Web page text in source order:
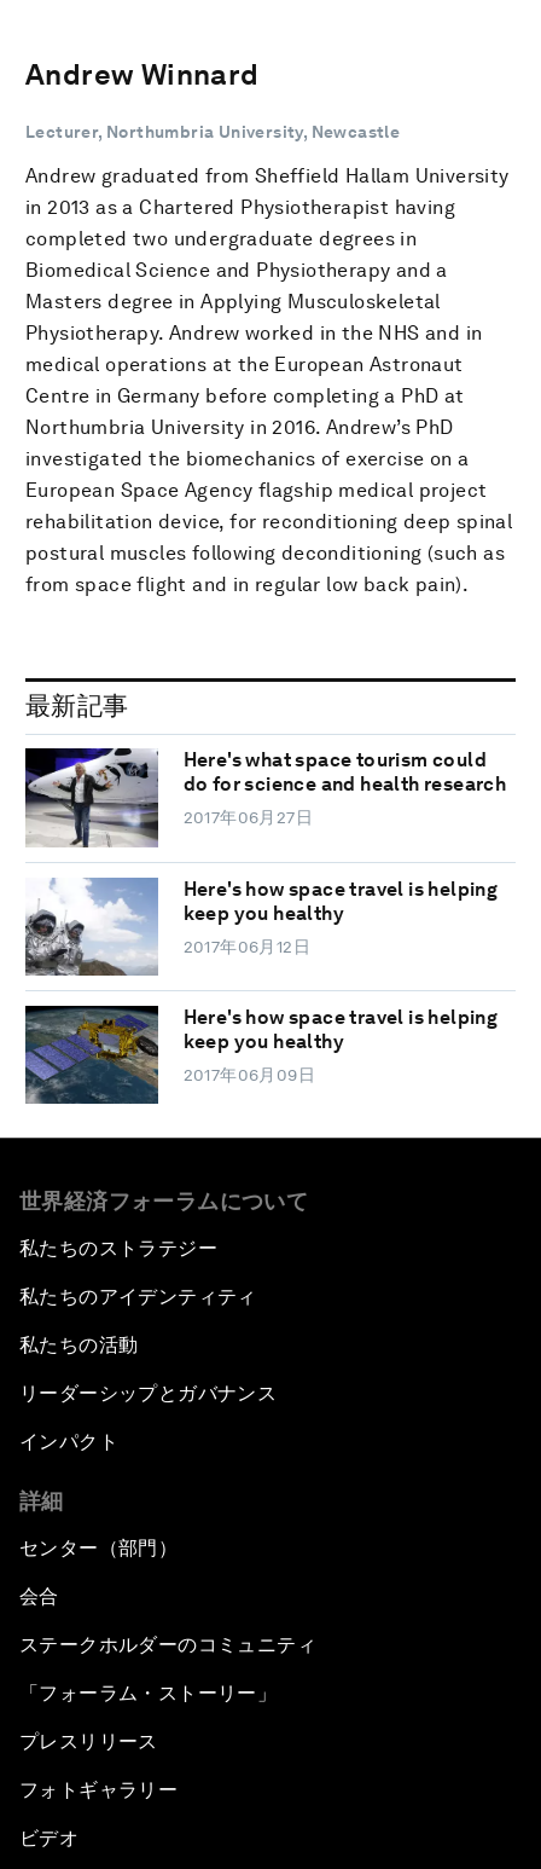
Andrew Winnard
Lecturer, Northumbria University, Newcastle
Andrew graduated from Sheffield Hallam University
in 2013 as a Chartered Physiotherapist having
completed two undergraduate degrees in
Biomedical Science and Physiotherapy and a
Masters degree in Applying Musculoskeletal
Physiotherapy. Andrew worked in the NHS and in
medical operations at the European Astronaut
Centre in Germany before completing a PhD at
Northumbria University in 2016. Andrew’s PhD
investigated the biomechanics of exercise on a
European Space Agency flagship medical project
rehabilitation device, for reconditioning deep spinal
postural muscles following deconditioning (such as
from space flight and in regular low back pain).
最新記事
Here's what space tourism could
do for science and health research
2017年06月27日
Here's how space travel is helping
keep you healthy
2017年06月12日
Here's how space travel is helping
keep you healthy
2017年06月09日
世界経済フォーラムについて
私たちのストラテジー
私たちのアイデンティティ
私たちの活動
リーダーシップとガバナンス
インパクト
詳細
センター（部門）
会合
ステークホルダーのコミュニティ
「フォーラム・ストーリー」
プレスリリース
フォトギャラリー
ビデオ